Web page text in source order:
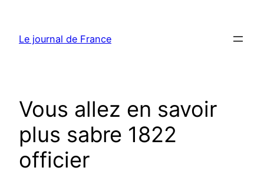
contenu
Le journal de France
Vous allez en savoir
plus sabre 1822
officier